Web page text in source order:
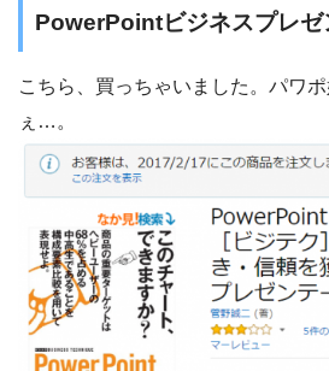
PowerPointビジネスプレゼ
こちら、買っちゃいました。パワ
ぇ…。